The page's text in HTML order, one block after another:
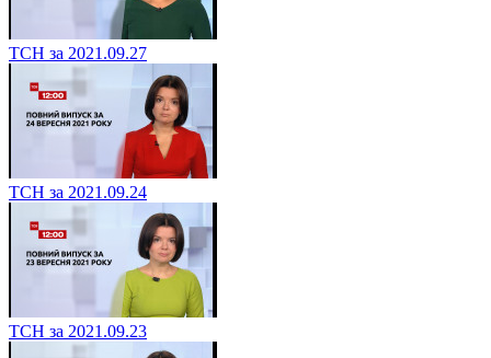
ТСН за 2021.09.27
ТСН за 2021.09.24
ТСН за 2021.09.23